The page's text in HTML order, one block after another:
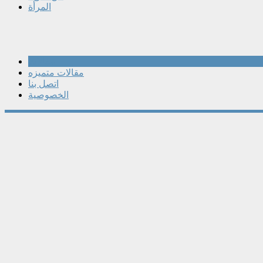
المرأة
مقالات متميزه
اتصل بنا
الخصوصية